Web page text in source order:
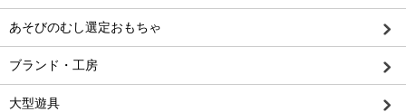
あそびのむし選定おもちゃ
ブランド・工房
大型遊具